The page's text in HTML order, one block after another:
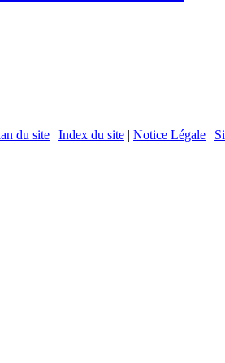
du site | Index du site | Notice Légale |